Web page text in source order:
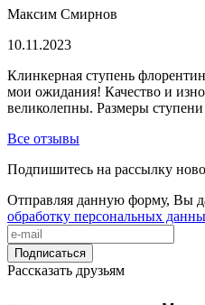
Максим Смирнов
10.11.2023
Клинкерная ступень
мои ожидания! Качество и
великолепны. Размеры ступени
Все отзывы
Подпишитесь на рассылку
Отправляя данную форму, Вы
обработку персональных
Подписаться
Рассказать друзьям